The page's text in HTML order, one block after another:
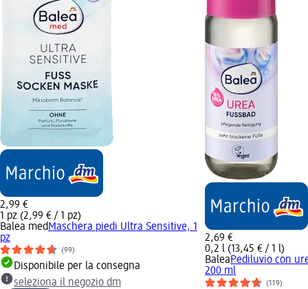
2,99 €
1 pz (2,99 € / 1 pz)
Balea medMaschera piedi Ultra Sensitive, 1
pz
(99)
Disponibile per la consegna
seleziona il negozio dm
2,69 €
0,2 l (13,45 € / 1 l)
BaleaPediluvio con
200 ml
(119)